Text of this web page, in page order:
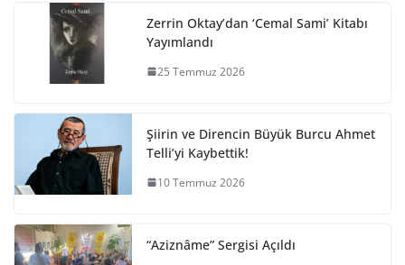
Zerrin Oktay’dan ‘Cemal Sami’ Kitabı
Yayımlandı
25 Temmuz 2026
Şiirin ve Direncin Büyük Burcu Ahmet
Telli’yi Kaybettik!
10 Temmuz 2026
“Aziznâme” Sergisi Açıldı